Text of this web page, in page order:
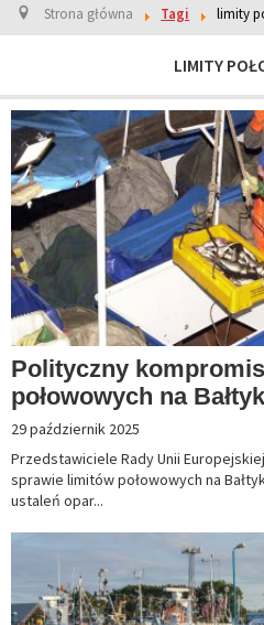
Strona główna Tagi limity
LIMITY
Polityczny
połowowych na
29 październik 2025
Przedstawiciele Rady Unii
sprawie limitów połowowych na
ustaleń opar...